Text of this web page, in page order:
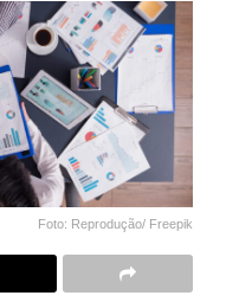
Foto: Reprodução/ Freepik